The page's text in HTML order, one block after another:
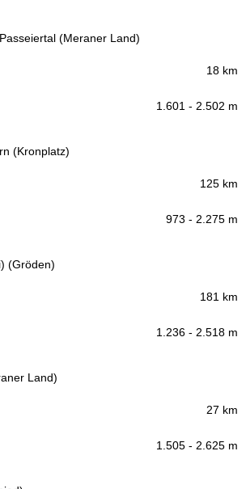
(Meraner Land)
18 km
1.601 - 2.502 m
(Kronplatz)
125 km
973 - 2.275 m
(Gröden)
181 km
1.236 - 2.518 m
Land)
27 km
1.505 - 2.625 m